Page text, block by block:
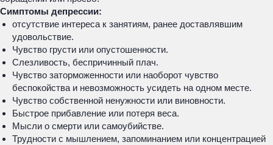
Симптомы депрессии:
отсутствие интереса к занятиям, ранее доставлявшим
удовольствие.
Чувство грусти или опустошенности.
Слезливость, беспричинный плач.
Чувство заторможенности или наоборот чувство
беспокойства и невозможность усидеть на одном месте.
Чувство собственной ненужности или виновности.
Быстрое прибавление или потеря веса.
Мысли о смерти или самоубийстве.
Трудности с мышлением, запоминанием или концентрацией